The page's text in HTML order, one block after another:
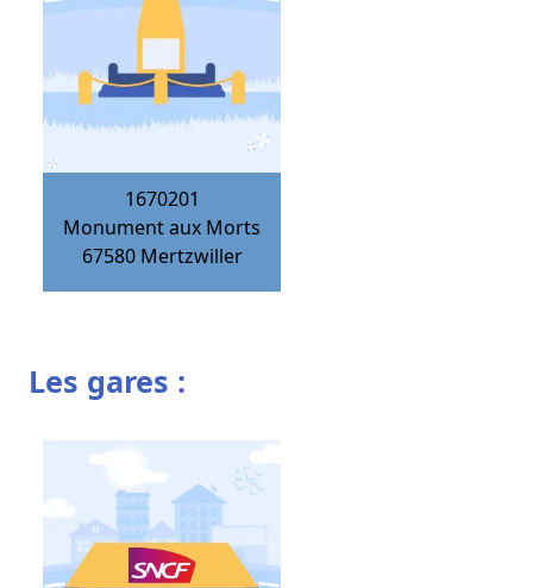
1670201
Monument aux Morts
67580 Mertzwiller
Les gares :